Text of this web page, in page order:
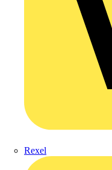
Rexel